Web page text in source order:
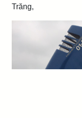
Trăng,